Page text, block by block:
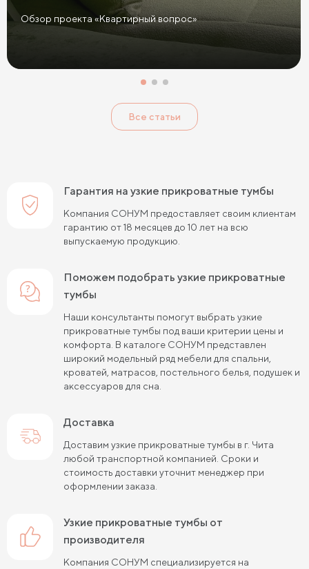
Желтые прикроватные тумбы
Красные прикроватные тумбы
Тумбы Кашемир Тумбы Лофт
Тумбы с 1 ящиком
Обзор проекта «Квартирный вопрос»
Все статьи
Гарантия на узкие прикроватные тумбы
Компания СОНУМ предоставляет своим клиентам
гарантию от 18 месяцев до 10 лет на всю
выпускаемую продукцию.
Поможем подобрать узкие прикроватные
тумбы
Наши консультанты помогут выбрать узкие
прикроватные тумбы под ваши критерии цены и
комфорта. В каталоге СОНУМ представлен
широкий модельный ряд мебели для спальни,
кроватей, матрасов, постельного белья, подушек и
аксессуаров для сна.
Доставка
Доставим узкие прикроватные тумбы в г. Чита
любой транспортной компанией. Сроки и
стоимость доставки уточнит менеджер при
оформлении заказа.
узкие прикроватные тумбы от
производителя
Компания СОНУМ специализируется на